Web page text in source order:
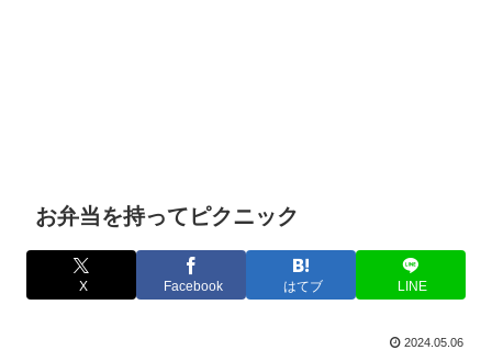
お弁当を持ってピクニック
X Facebook はてブ LINE
2024.05.06